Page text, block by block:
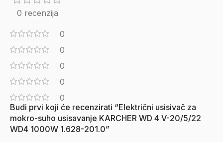
0 recenzija
0
0
0
0
0
Budi prvi koji će recenzirati “Električni usisivač za
mokro-suho usisavanje KARCHER WD 4 V-20/5/22
WD4 1000W 1.628-201.0”